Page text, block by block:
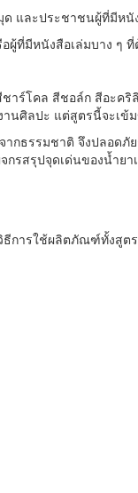
และประชาชนผู้ที่มีห
ที่มีหนังสือเล่มบาง ๆ ที่
ร์โคล สีชอล์ก สีอะคริ
นศิลปะ แต่สูตรนี้จะเ
ธรรมชาติ จึงปลอดภั
กรสรุปจุดเด่นของน้ำย
การใช้ผลิตภัณฑ์ทั้งสู